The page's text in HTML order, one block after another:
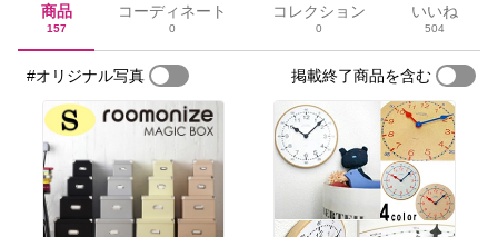
商品
157
コーディネート
0
コレクション
0
いいね
504
#オリジナル写真 掲載終了商品を含む